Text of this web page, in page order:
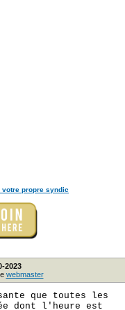
votre propre syndic
2023
webmaster
que toutes les
dont l'heure est